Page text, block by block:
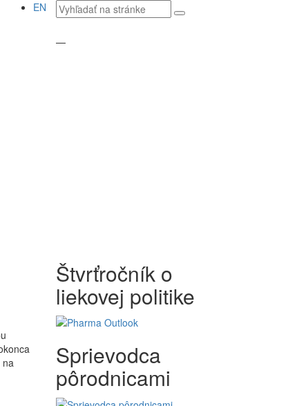
EN
Vyhľadávaný
text
—
na
Štvrťročník o
liekovej politike
Sprievodca
pôrodnicami